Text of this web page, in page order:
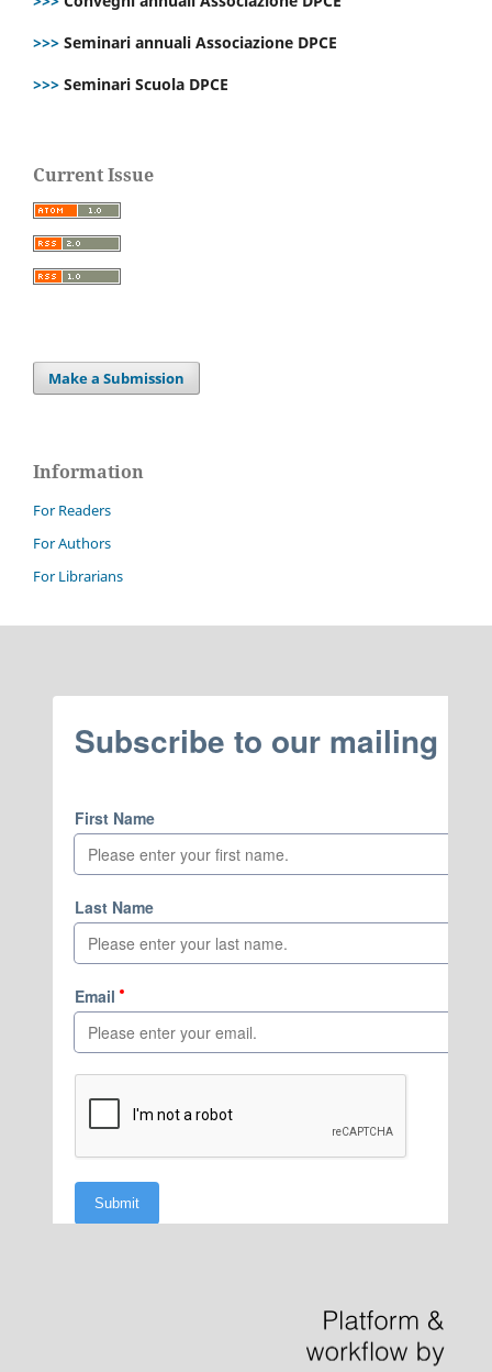
>>> Seminari annuali Associazione DPCE
>>> Seminari Scuola DPCE
Current Issue
Make a Submission
Information
For Readers
For Authors
For Librarians